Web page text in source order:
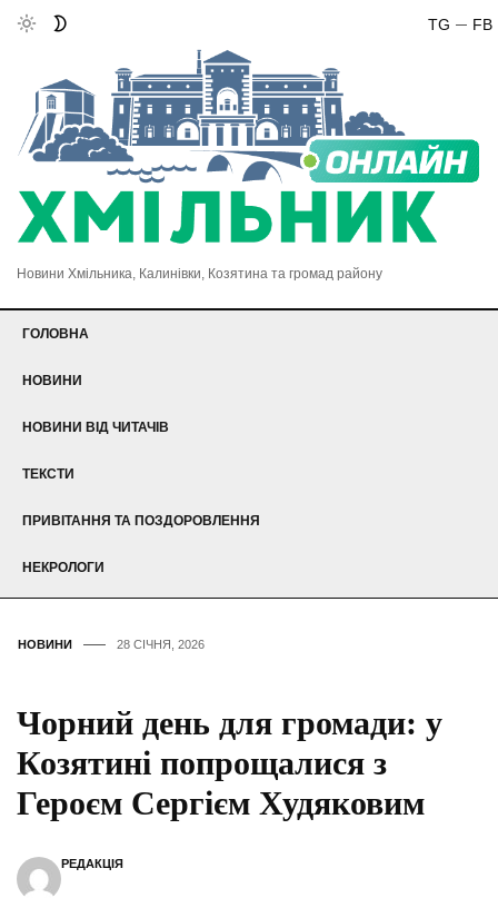
FB
TG
Новини Хмільника, Калинівки, Козятина та громад району
ГОЛОВНА
НОВИНИ
НОВИНИ ВІД ЧИТАЧІВ
ТЕКСТИ
ПРИВІТАННЯ ТА ПОЗДОРОВЛЕННЯ
НЕКРОЛОГИ
НОВИНИ 28 СІЧНЯ, 2026
Чорний день для громади: у
Козятині попрощалися з
Героєм Сергієм Худяковим
РЕДАКЦІЯ